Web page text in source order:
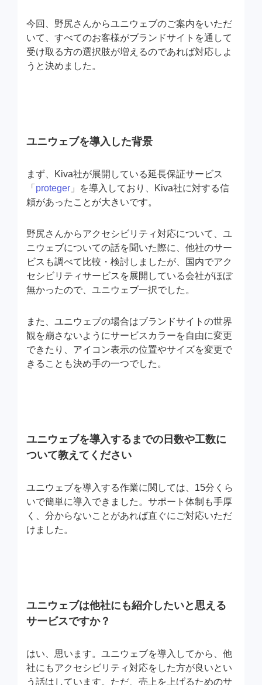
今回、野尻さんからユニウェブのご案内をいただ
いて、すべてのお客様がブランドサイトを通して
受け取る方の選択肢が増えるのであれば対応しよ
うと決めました。
ユニウェブを導入した背景
まず、Kiva社が展開している延長保証サービス
「 proteger 」を導入しており、Kiva社に対する信
頼があったことが大きいです。
野尻さんからアクセシビリティ対応について、ユ
ニウェブについての話を聞いた際に、他社のサー
ビスも調べて比較・検討しましたが、国内でアク
セシビリティサービスを展開している会社がほぼ
無かったので、ユニウェブ一択でした。
また、ユニウェブの場合はブランドサイトの世界
観を崩さないようにサービスカラーを自由に変更
できたり、アイコン表示の位置やサイズを変更で
きることも決め手の一つでした。
ユニウェブを導入するまでの日数や工数に
ついて教えてください
ユニウェブを導入する作業に関しては、15分くら
いで簡単に導入できました。サポート体制も手厚
く、分からないことがあれば直ぐにご対応いただ
けました。
ユニウェブは他社にも紹介したいと思える
サービスですか？
はい、思います。ユニウェブを導入してから、他
社にもアクセシビリティ対応をした方が良いとい
う話はしています。ただ、売上を上げるためのサ